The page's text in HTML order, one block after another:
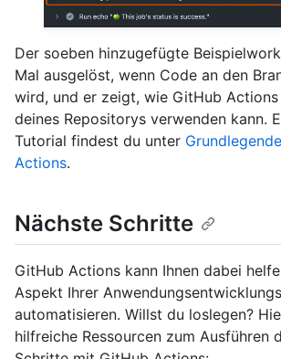
Der soeben hinzugefügte
Mal ausgelöst, wenn Code an den
wird, und er zeigt, wie GitHub Actions
deines Repositorys verwenden kann.
Tutorial findest du unter
Actions.
Nächste Schritte
GitHub Actions kann Ihnen dabei
Aspekt Ihrer
automatisieren. Willst du loslegen?
hilfreiche Ressourcen zum Ausführen